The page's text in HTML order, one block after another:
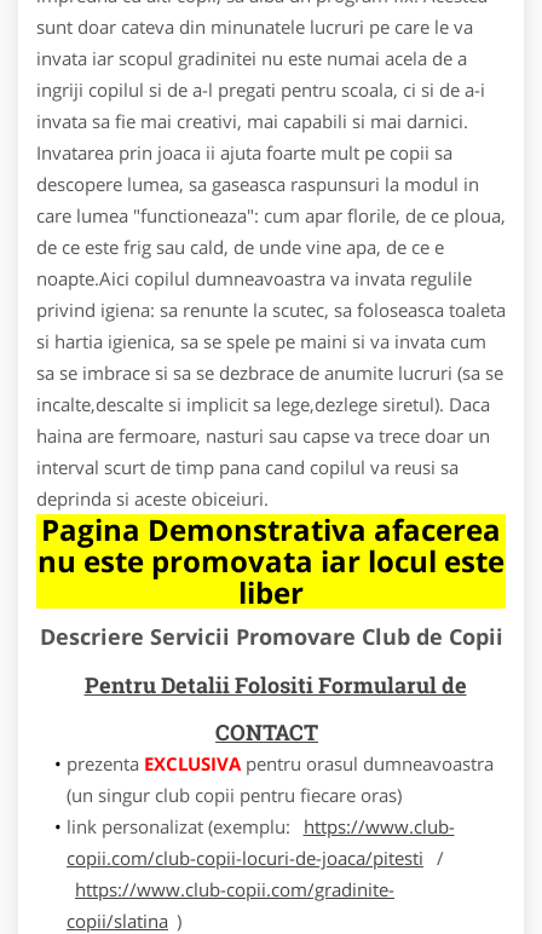
sunt doar cateva din minunatele lucruri pe care le va
invata iar scopul gradinitei nu este numai acela de a
ingriji copilul si de a-l pregati pentru scoala, ci si de a-i
invata sa fie mai creativi, mai capabili si mai darnici.
Invatarea prin joaca ii ajuta foarte mult pe copii sa
descopere lumea, sa gaseasca raspunsuri la modul in
care lumea "functioneaza": cum apar florile, de ce ploua,
de ce este frig sau cald, de unde vine apa, de ce e
noapte.Aici copilul dumneavoastra va invata regulile
privind igiena: sa renunte la scutec, sa foloseasca toaleta
si hartia igienica, sa se spele pe maini si va invata cum
sa se imbrace si sa se dezbrace de anumite lucruri (sa se
incalte,descalte si implicit sa lege,dezlege siretul). Daca
haina are fermoare, nasturi sau capse va trece doar un
interval scurt de timp pana cand copilul va reusi sa
deprinda si aceste obiceiuri.
Pagina Demonstrativa afacerea
nu este promovata iar locul este
liber
Descriere Servicii Promovare Club de Copii
Pentru Detalii Folositi Formularul de
CONTACT
prezenta EXCLUSIVApentru orasul dumneavoastra
(un singur club copii pentru fiecare oras)
link personalizat (exemplu:
https://www.club-
copii.com/club-copii-locuri-de-joaca/pitesti /
https://www.club-copii.com/gradinite-
copii/slatina )